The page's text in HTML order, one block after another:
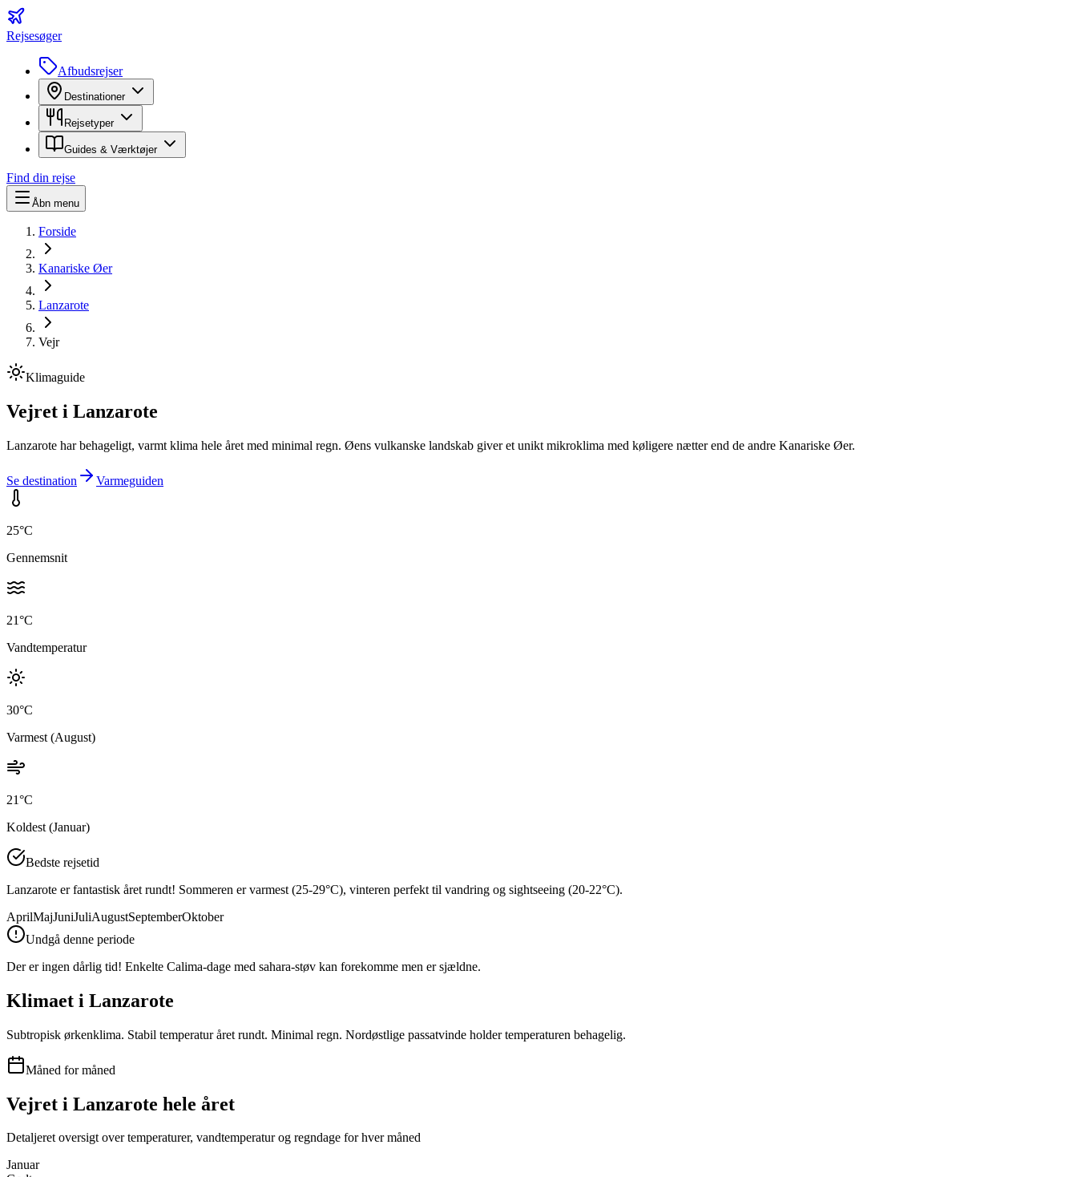
Rejsesøger
Afbudsrejser
Destinationer
Rejsetyper
Guides & Værktøjer
Find din rejse
Åbn menu
Forside
Kanariske Øer
Lanzarote
Vejr
Klimaguide
Vejret i Lanzarote
Lanzarote har behageligt, varmt klima hele året med minimal regn. Øens vulkanske landskab giver et unikt mikroklima med køligere nætter end de andre Kanariske Øer.
Se destination Varmeguiden
25°C
Gennemsnit
21°C
Vandtemperatur
30°C
Varmest (August)
21°C
Koldest (Januar)
Bedste rejsetid
Lanzarote er fantastisk året rundt! Sommeren er varmest (25-29°C), vinteren perfekt til vandring og sightseeing (20-22°C).
AprilMajJuniJuliAugustSeptemberOktober
Undgå denne periode
Der er ingen dårlig tid! Enkelte Calima-dage med sahara-støv kan forekomme men er sjældne.
Klimaet i Lanzarote
Subtropisk ørkenklima. Stabil temperatur året rundt. Minimal regn. Nordøstlige passatvinde holder temperaturen behagelig.
Måned for måned
Vejret i Lanzarote hele året
Detaljeret oversigt over temperaturer, vandtemperatur og regndage for hver måned
Januar